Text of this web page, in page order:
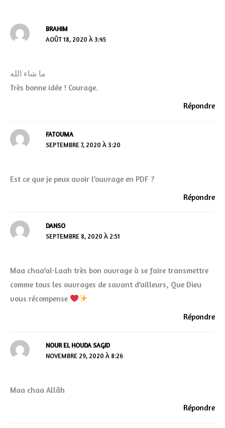
BRAHIM
AOÛT 18, 2020 À 3:45
ما شاء الله
Très bonne idée ! Courage.
Répondre
FATOUMA
SEPTEMBRE 7, 2020 À 3:20
Est ce que je peux avoir l’ouvrage en PDF ?
Répondre
DANSO
SEPTEMBRE 8, 2020 À 2:51
Maa chaa’al-Laah très bon ouvrage à se faire transmettre
comme tous les ouvrages de savant d’ailleurs, Que Dieu
vous récompense
Répondre
NOUR EL HOUDA SAGID
NOVEMBRE 29, 2020 À 8:26
Maa chaa Allâh
Répondre